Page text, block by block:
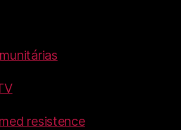
resistence